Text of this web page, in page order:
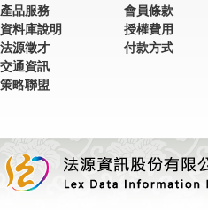
產品服務
資料庫說明
法源徵才
交通資訊
策略聯盟
會員條款
授權費用
付款方式